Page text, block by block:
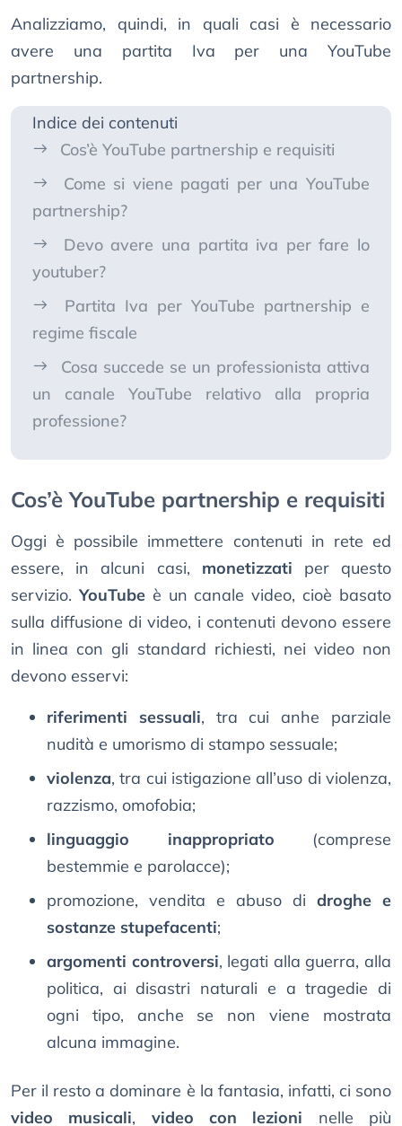
Analizziamo, quindi, in quali casi è necessario
avere una partita Iva per una YouTube
partnership.
Indice dei contenuti
Cos’è YouTube partnership e requisiti
Come si viene pagati per una YouTube
partnership?
Devo avere una partita iva per fare lo
youtuber?
Partita Iva per YouTube partnership e
regime fiscale
Cosa succede se un professionista attiva
un canale YouTube relativo alla propria
professione?
Cos’è YouTube partnership e requisiti
Oggi è possibile immettere contenuti in rete ed
essere, in alcuni casi, monetizzati per questo
servizio.YouTubeè un canale video, cioè basato
sulla diffusione di video, i contenuti devono essere
in linea con gli standard richiesti, nei video non
devono esservi:
riferimenti sessuali, tra cui anhe parziale
nudità e umorismo di stampo sessuale;
violenza, tra cui istigazione all’uso di violenza,
razzismo, omofobia;
linguaggio inappropriato (comprese
bestemmie e parolacce);
promozione, vendita e abuso di droghe e
sostanze stupefacenti;
argomenti controversi, legati alla guerra, alla
politica, ai disastri naturali e a tragedie di
ogni tipo, anche se non viene mostrata
alcuna immagine.
Per il resto a dominare è la fantasia, infatti, ci sono
video musicali, video con lezioni nelle più